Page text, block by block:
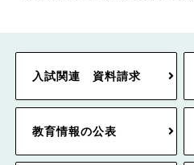
入試関連 資料請求
教育情報の公表